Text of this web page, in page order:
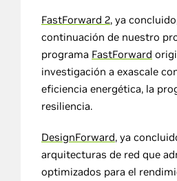
FastForward 2, ya
continuación de nuestro
programa FastForward
investigación a exascale
eficiencia energética, la
resiliencia.
DesignForward, ya
arquitecturas de red que
optimizados para el